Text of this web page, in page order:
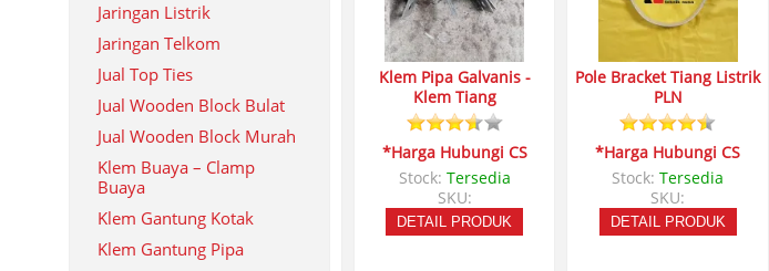
Klem Pipa Galvanis -
Klem Tiang
*Harga Hubungi CS
Stock: Tersedia
SKU:
DETAIL PRODUK
Pole Bracket Tiang Listrik
PLN
*Harga Hubungi CS
Stock:Tersedia
SKU:
DETAIL PRODUK
Jaringan Listrik
Jaringan Telkom
Jual Top Ties
Jual Wooden Block Bulat
Jual Wooden Block Murah
Klem Buaya – Clamp
Buaya
Klem Gantung Kotak
Klem Gantung Pipa